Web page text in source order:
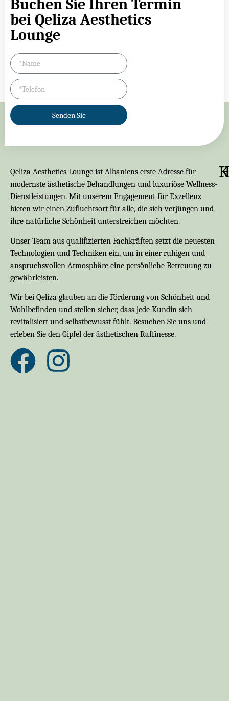
Buchen Sie Ihren Termin
bei Qeliza Aesthetics
Lounge
Senden Sie
Qeliza Aesthetics Lounge ist Albaniens erste Adresse für
modernste ästhetische Behandlungen und luxuriöse Wellness-
Dienstleistungen. Mit unserem Engagement für Exzellenz
bieten wir einen Zufluchtsort für alle, die sich verjüngen und
ihre natürliche Schönheit unterstreichen möchten.
Unser Team aus qualifizierten Fachkräften setzt die neuesten
Technologien und Techniken ein, um in einer ruhigen und
anspruchsvollen Atmosphäre eine persönliche Betreuung zu
gewährleisten.
Wir bei Qeliza glauben an die Förderung von Schönheit und
Wohlbefinden und stellen sicher, dass jede Kundin sich
revitalisiert und selbstbewusst fühlt. Besuchen Sie uns und
erleben Sie den Gipfel der ästhetischen Raffinesse.